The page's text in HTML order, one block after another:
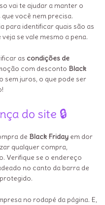
vai te ajudar a manter o
você nem precisa.
para identificar quais são as
veja se vale mesmo a pena.
as condições de
com desconto Black
sem juros, o que pode ser
do site 🔒
de Black Friday em dor
qualquer compra,
Verifique se o endereço
no canto da barra de
no rodapé da página. E,